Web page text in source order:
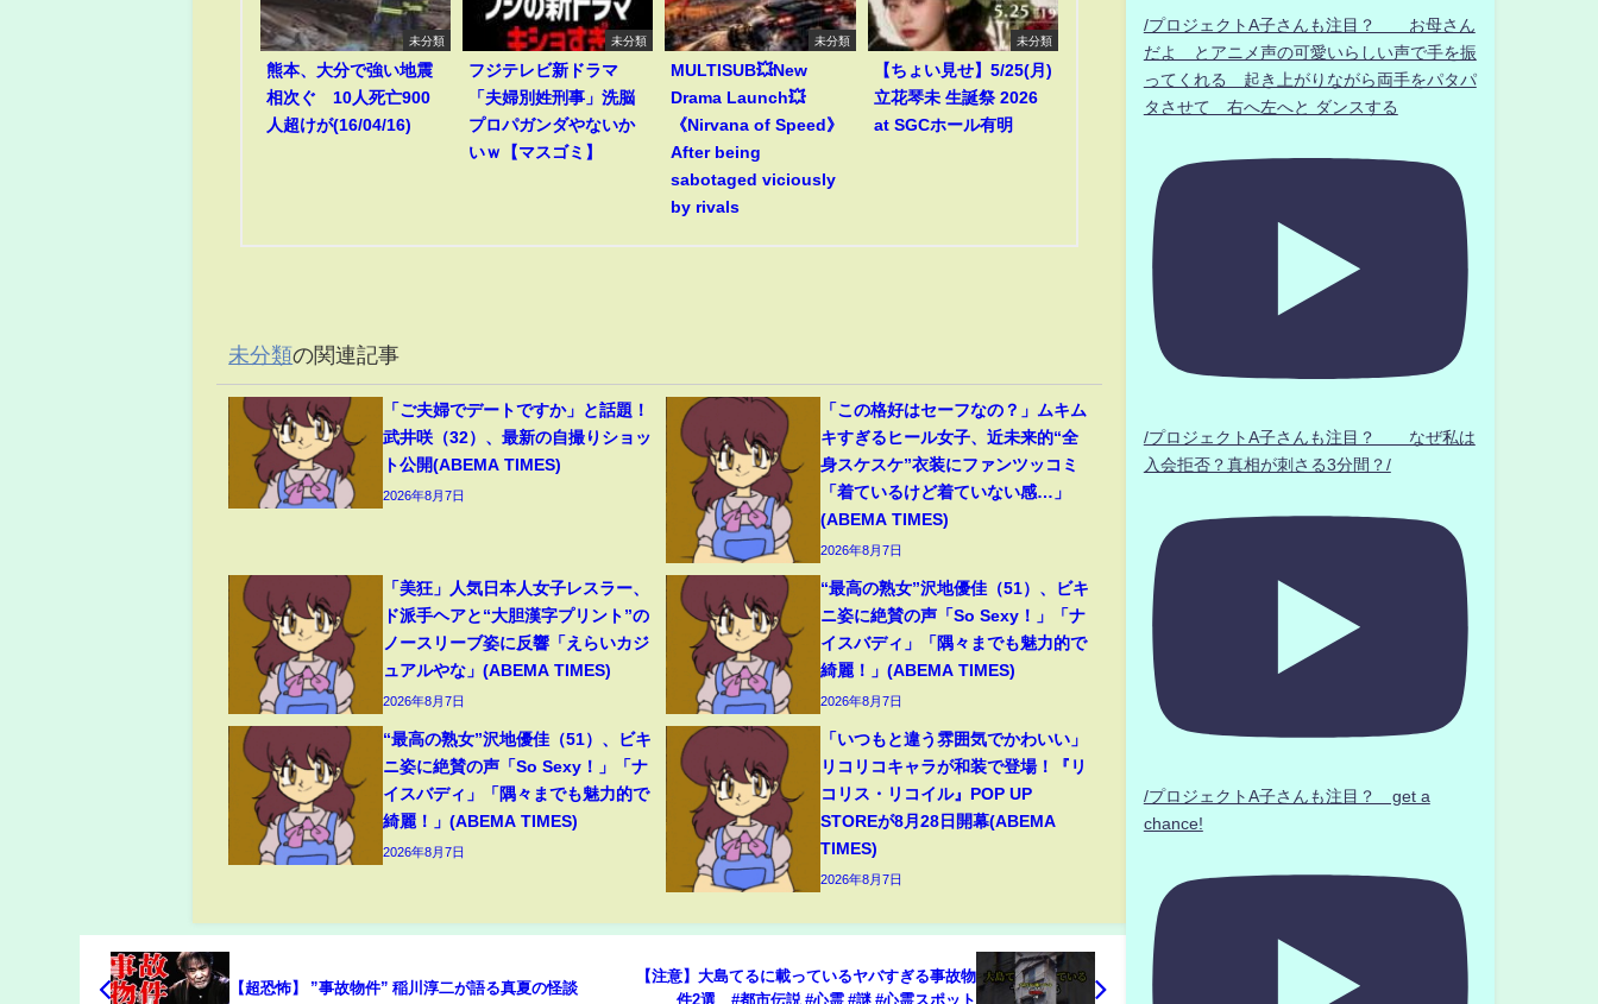
未分類
熊本、大分で強い地震
相次ぐ 10人死亡900
人超けが(16/04/16)
未分類
フジテレビ新ドラマ
「夫婦別姓刑事」洗脳
プロパガンダやないか
いｗ【マスゴミ】
未分類
MULTISUB💥New
Drama Launch💥
《Nirvana of Speed》
After being
sabotaged viciously
by rivals
未分類
【ちょい見せ】5/25(月)
立花琴未 生誕祭 2026
at SGCホール有明
未分類の関連記事
「ご夫婦でデートですか」と話題！
武井咲（32）、最新の自撮りショッ
ト公開(ABEMA TIMES)
2026年8月7日
「この格好はセーフなの？」ムキム
キすぎるヒール女子、近未来的“全
身スケスケ”衣装にファンツッコミ
「着ているけど着ていない感…」
(ABEMA TIMES)
2026年8月7日
「美狂」人気日本人女子レスラー、
ド派手ヘアと“大胆漢字プリント”の
ノースリーブ姿に反響「えらいカジ
ュアルやな」(ABEMA TIMES)
2026年8月7日
“最高の熟女”沢地優佳（51）、ビキ
ニ姿に絶賛の声「So Sexy！」「ナ
イスバディ」「隅々までも魅力的で
綺麗！」(ABEMA TIMES)
2026年8月7日
“最高の熟女”沢地優佳（51）、ビキ
ニ姿に絶賛の声「So Sexy！」「ナ
イスバディ」「隅々までも魅力的で
綺麗！」(ABEMA TIMES)
2026年8月7日
「いつもと違う雰囲気でかわいい」
リコリコキャラが和装で登場！『リ
コリス・リコイル』POP UP
STOREが8月28日開幕(ABEMA
TIMES)
2026年8月7日
【超恐怖】 ”事故物件” 稲川淳二が語る真夏の怪談
【注意】大島てるに載っているヤバすぎる事故物
件2選 #都市伝説 #心霊 #謎 #心霊スポット
/プロジェクトA子さんも注目？ お母さん
だよ とアニメ声の可愛いらしい声で手を振
ってくれる 起き上がりながら両手をパタパ
タさせて 右へ左へと ダンスする
/プロジェクトA子さんも注目？ なぜ私は
入会拒否？真相が刺さる3分間？/
/プロジェクトA子さんも注目？ get a
chance!